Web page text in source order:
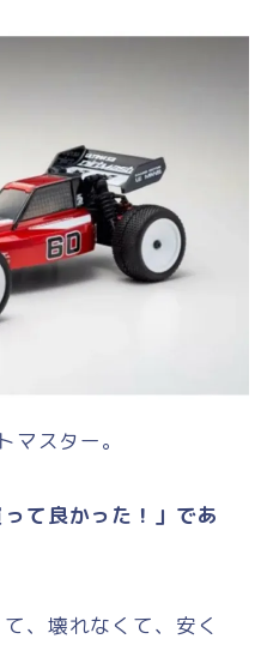
スター。
て良かった！」であ
、壊れなくて、安く